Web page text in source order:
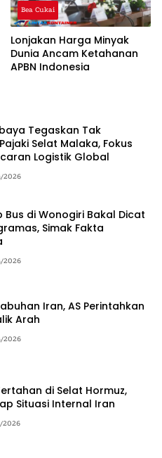
Bea Cukai
Lonjakan Harga Minyak
Dunia Ancam Ketahanan
APBN Indonesia
Tegaskan Tak
Selat Malaka, Fokus
Logistik Global
2026
Bus di Wonogiri Bakal Dicat
Simak Fakta
2026
Iran, AS Perintahkan
Arah
2026
di Selat Hormuz,
Situasi Internal Iran
2026